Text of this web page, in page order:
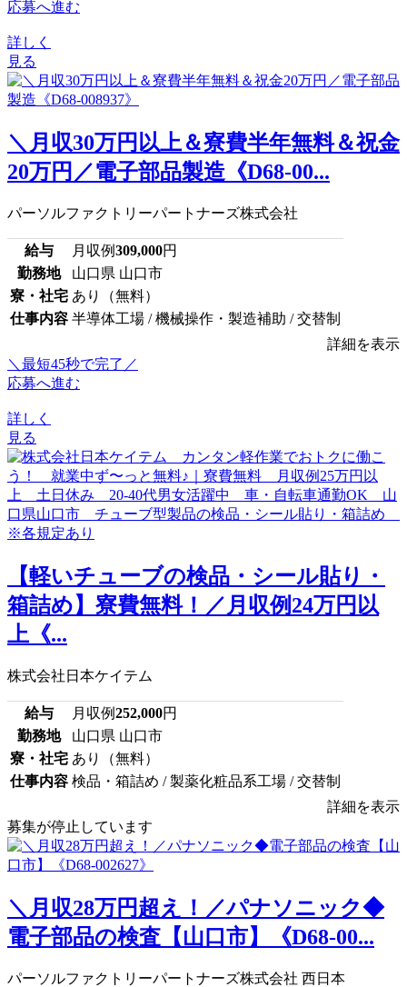
応募へ進む
詳しく
見る
＼月収30万円以上＆寮費半年無料＆祝金
20万円／電子部品製造《D68-00...
パーソルファクトリーパートナーズ株式会社
給与 月収例309,000円
勤務地
山口県 山口市
寮・社宅 あり（無料）
仕事内容 半導体工場 / 機械操作・製造補助 / 交替制
詳細を表示
＼最短45秒で完了／
応募へ進む
詳しく
見る
【軽いチューブの検品・シール貼り・
箱詰め】寮費無料！／月収例24万円以
上《...
株式会社日本ケイテム
給与 月収例252,000円
勤務地
山口県 山口市
寮・社宅 あり（無料）
仕事内容 検品・箱詰め / 製薬化粧品系工場 / 交替制
詳細を表示
募集が停止しています
＼月収28万円超え！／パナソニック◆
電子部品の検査【山口市】《D68-00...
パーソルファクトリーパートナーズ株式会社 西日本